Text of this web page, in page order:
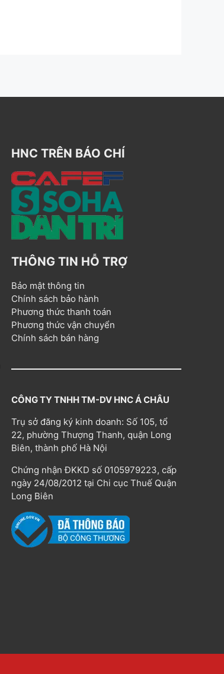
HNC TRÊN BÁO CHÍ
THÔNG TIN HỖ TRỢ
Bảo mật thông tin
Chính sách bảo hành
Phương thức thanh toán
Phương thức vận chuyển
Chính sách bán hàng
CÔNG TY TNHH TM-DV HNC Á CHÂU
Trụ sở đăng ký kinh doanh: Số 105, tổ
22, phường Thượng Thanh, quận Long
Biên, thành phố Hà Nội
Chứng nhận ĐKKD số 0105979223, cấp
ngày 24/08/2012 tại Chi cục Thuế Quận
Long Biên